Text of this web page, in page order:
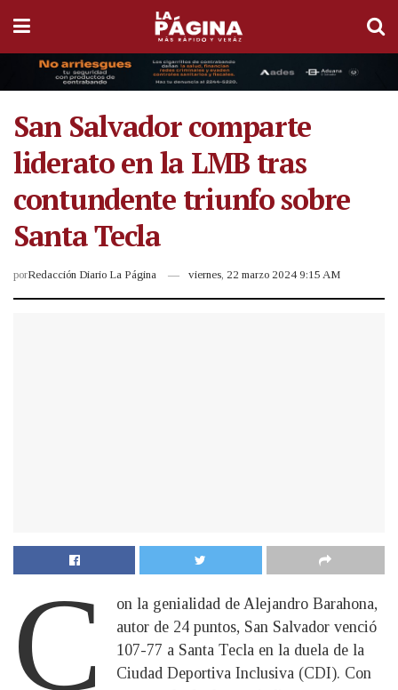
San Salvador comparte
liderato en la LMB tras
contundente triunfo sobre
Santa Tecla
porRedacción Diario La Página viernes, 22 marzo 2024 9:15 AM
C
on la genialidad de Alejandro Barahona,
autor de 24 puntos, San Salvador venció
107-77 a Santa Tecla en la duela de la
Ciudad Deportiva Inclusiva (CDI). Con